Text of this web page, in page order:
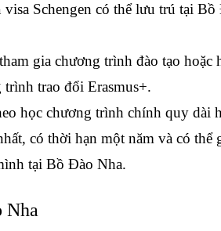
Schengen có thể lưu trú tại
gia chương trình đào tạo hoặc
trao đổi Erasmus+.
học chương trình chính quy dài
có thời hạn một năm và có thể
tại Bồ Đào Nha.
Nha